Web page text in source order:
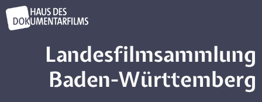
Landesfilmsammlung
Baden-Württemberg